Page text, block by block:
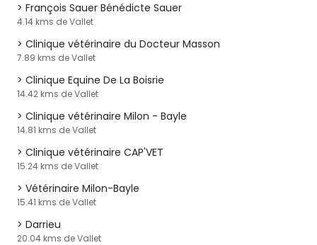
François Sauer Bénédicte Sauer
4.14 kms de Vallet
Clinique vétérinaire du Docteur Masson
7.89 kms de Vallet
Clinique Equine De La Boisrie
14.42 kms de Vallet
Clinique vétérinaire Milon - Bayle
14.81 kms de Vallet
Clinique vétérinaire CAP'VET
15.24 kms de Vallet
Vétérinaire Milon-Bayle
15.41 kms de Vallet
Darrieu
20.04 kms de Vallet